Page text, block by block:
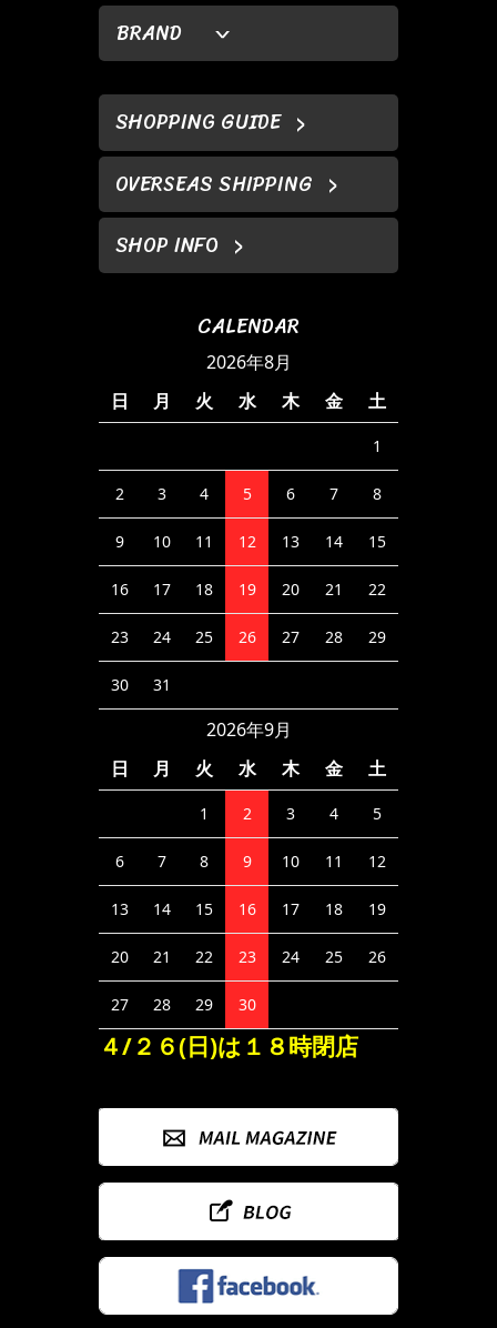
BRAND
SHOPPING GUIDE
OVERSEAS SHIPPING
SHOP INFO
CALENDAR
2026年8月
日
月 火 水 木 金 土
1
2 3 4 5 6 7 8
9 10 11 12 13 14 15
16 17 18 19 20 21 22
23 24 25 26 27 28 29
30 31
2026年9月
日
月 火 水 木 金 土
1 2 3 4 5
6 7 8 9 10 11 12
13 14 15 16 17 18 19
20 21 22 23 24 25 26
27 28 29 30
４/２６(日)は１８時閉店